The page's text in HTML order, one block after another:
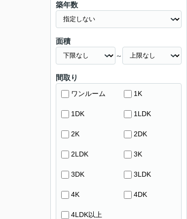
築年数
面積
～
間取り
ワンルーム 1K
1DK 1LDK
2K 2DK
2LDK 3K
3DK 3LDK
4K 4DK
4LDK以上